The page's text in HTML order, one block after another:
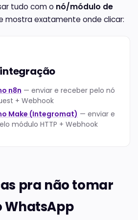
tudo com o nó/módulo de
mostra exatamente onde clicar:
n8n — enviar e receber pelo nó
+ Webhook
Make (Integromat) — enviar e
módulo HTTP + Webhook
pra não tomar
WhatsApp